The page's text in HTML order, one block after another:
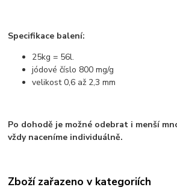
Specifikace balení:
25kg = 56l.
jódové číslo 800 mg/g
velikost 0,6 až 2,3 mm
Po dohodě je možné odebrat i menší
vždy naceníme individuálně.
Zboží zařazeno v kategoriích